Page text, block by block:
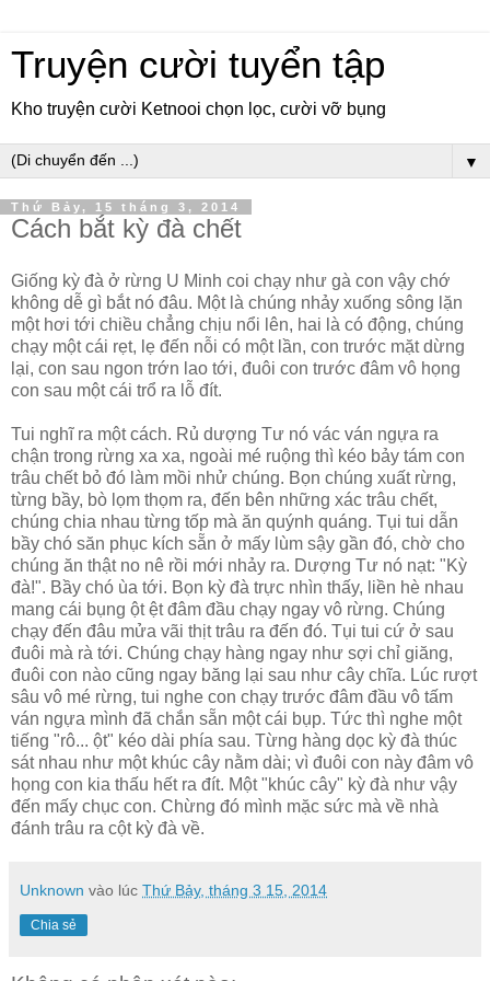
Truyện cười tuyển tập
Kho truyện cười Ketnooi chọn lọc, cười vỡ bụng
▼
Thứ Bảy, 15 tháng 3, 2014
Cách bắt kỳ đà chết
Giống kỳ đà ở rừng U Minh coi chạy như gà con vậy chớ
không dễ gì bắt nó đâu. Một là chúng nhảy xuống sông lặn
một hơi tới chiều chẳng chịu nổi lên, hai là có động, chúng
chạy một cái rẹt, lẹ đến nỗi có một lần, con trước mặt dừng
lại, con sau ngon trớn lao tới, đuôi con trước đâm vô họng
con sau một cái trổ ra lỗ đít.
Tui nghĩ ra một cách. Rủ dượng Tư nó vác ván ngựa ra
chận trong rừng xa xa, ngoài mé ruộng thì kéo bảy tám con
trâu chết bỏ đó làm mồi nhử chúng. Bọn chúng xuất rừng,
từng bầy, bò lọm thọm ra, đến bên những xác trâu chết,
chúng chia nhau từng tốp mà ăn quýnh quáng. Tụi tui dẫn
bầy chó săn phục kích sẵn ở mấy lùm sậy gần đó, chờ cho
chúng ăn thật no nê rồi mới nhảy ra. Dượng Tư nó nạt: "Kỳ
đà!". Bầy chó ùa tới. Bọn kỳ đà trực nhìn thấy, liền hè nhau
mang cái bụng ột ệt đâm đầu chạy ngay vô rừng. Chúng
chạy đến đâu mửa vãi thịt trâu ra đến đó. Tụi tui cứ ở sau
đuôi mà rà tới. Chúng chạy hàng ngay như sợi chỉ giăng,
đuôi con nào cũng ngay băng lại sau như cây chĩa. Lúc rượt
sâu vô mé rừng, tui nghe con chạy trước đâm đầu vô tấm
ván ngựa mình đã chắn sẵn một cái bụp. Tức thì nghe một
tiếng "rô... ột" kéo dài phía sau. Từng hàng dọc kỳ đà thúc
sát nhau như một khúc cây nằm dài; vì đuôi con này đâm vô
họng con kia thấu hết ra đít. Một "khúc cây" kỳ đà như vậy
đến mấy chục con. Chừng đó mình mặc sức mà về nhà
đánh trâu ra cột kỳ đà về.
Unknown vào lúc Thứ Bảy, tháng 3 15, 2014
Chia sẻ